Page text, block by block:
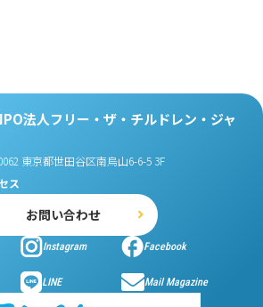
法人フリー・ザ・チルドレン・ジャ
東京都世田谷区南烏山6-6-5 3F
ス
お問い合わせ
Instagram Facebook
LINE Mail Magazine